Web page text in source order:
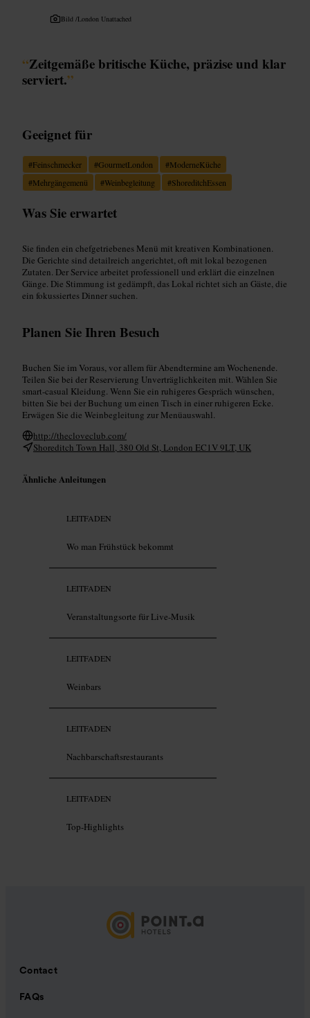
Bild /London Unattached
“Zeitgemäße britische Küche, präzise und klar
serviert.”
Geeignet für
#Feinschmecker #GourmetLondon #ModerneKüche
#Mehrgängemenü #Weinbegleitung #ShoreditchEssen
Was Sie erwartet
Sie finden ein chefgetriebenes Menü mit kreativen Kombinationen.
Die Gerichte sind detailreich angerichtet, oft mit lokal bezogenen
Zutaten. Der Service arbeitet professionell und erklärt die einzelnen
Gänge. Die Stimmung ist gedämpft, das Lokal richtet sich an Gäste, die
ein fokussiertes Dinner suchen.
Planen Sie Ihren Besuch
Buchen Sie im Voraus, vor allem für Abendtermine am Wochenende.
Teilen Sie bei der Reservierung Unverträglichkeiten mit. Wählen Sie
smart-casual Kleidung. Wenn Sie ein ruhigeres Gespräch wünschen,
bitten Sie bei der Buchung um einen Tisch in einer ruhigeren Ecke.
Erwägen Sie die Weinbegleitung zur Menüauswahl.
http://thecloveclub.com/
Shoreditch Town Hall, 380 Old St, London EC1V 9LT, UK
Ähnliche Anleitungen
LEITFADEN
Wo man Frühstück bekommt
LEITFADEN
Veranstaltungsorte für Live-Musik
LEITFADEN
Weinbars
LEITFADEN
Nachbarschaftsrestaurants
LEITFADEN
Top-Highlights
Contact
FAQs